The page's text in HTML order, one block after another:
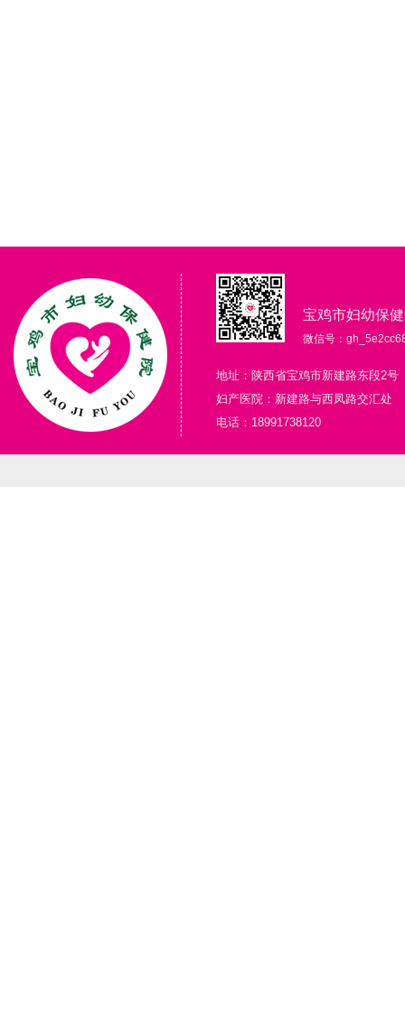
宝鸡市妇幼保
微信号：
地址：陕西省宝鸡市新建路东段2号
妇产医院：新建路与西凤路交汇处
电话：18991738120